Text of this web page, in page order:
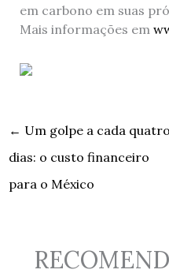
em carbono em suas
Mais informações em
← Um golpe a cada quatro
dias: o custo financeiro
para o México